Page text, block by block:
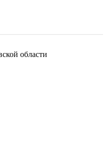
области